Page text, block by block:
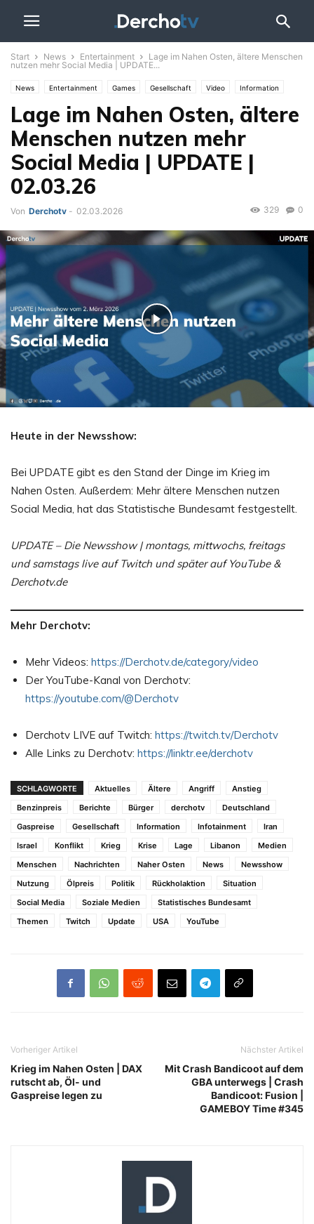
Start News Entertainment
Lage im Nahen Osten, ältere Menschen
nutzen mehr Social Media | UPDATE...
News Entertainment Games Gesellschaft Video Information
Iran-Krieg Politik UPDATE Wirtschaft
Lage im Nahen Osten, ältere
Menschen nutzen mehr
Social Media | UPDATE |
02.03.26
Von Derchotv - 02.03.2026 0
329
Heute in der Newsshow:
Bei UPDATE gibt es den Stand der Dinge im Krieg im
Nahen Osten. Außerdem: Mehr ältere Menschen nutzen
Social Media, hat das Statistische Bundesamt festgestellt.
UPDATE – Die Newsshow | montags, mittwochs, freitags
und samstags live auf Twitch und später auf YouTube &
Derchotv.de
Mehr Derchotv:
Mehr Videos: https://Derchotv.de/category/video
Der YouTube-Kanal von Derchotv:
https://youtube.com/@Derchotv
Derchotv LIVE auf Twitch: https://twitch.tv/Derchotv
Alle Links zu Derchotv: https://linktr.ee/derchotv
SCHLAGWORTE Aktuelles Ältere Angriff
Anstieg
Benzinpreis
Berichte Bürger derchotv
Deutschland
Gaspreise
Gesellschaft Information Infotainment
Iran
Israel
Konflikt Krieg Krise Lage Libanon
Medien
Menschen
Nachrichten Naher Osten News
Newsshow
Nutzung
Ölpreis Politik Rückholaktion
Situation
Social Media
Soziale Medien
Statistisches Bundesamt
Themen
Twitch Update USA YouTube
Vorheriger Artikel
Krieg im Nahen Osten | DAX
rutscht ab, Öl- und
Gaspreise legen zu
Nächster Artikel
Mit Crash Bandicoot auf dem
GBA unterwegs | Crash
Bandicoot: Fusion |
GAMEBOY Time #345